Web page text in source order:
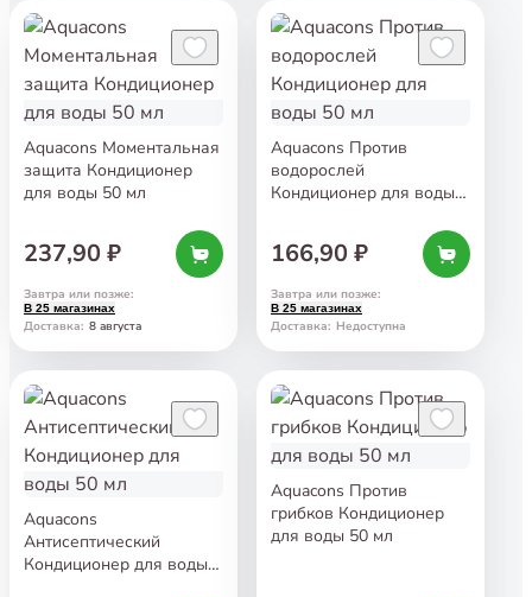
Aquacons Моментальная
защита Кондиционер
для воды 50 мл
237,90 ₽
Завтра или позже:
В 25 магазинах
Доставка: 8 августа
Aquacons Против
водорослей
Кондиционер для воды
166,90 ₽
Завтра или позже:
В 25 магазинах
Доставка: Недоступна
Aquacons
Антисептический
Кондиционер для воды
Aquacons Против
грибков Кондиционер
для воды 50 мл